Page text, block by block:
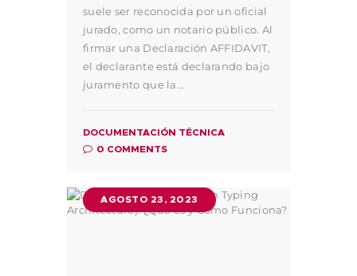
suele ser reconocida por un oficial
jurado, como un notario público. Al
firmar una Declaración AFFIDAVIT,
el declarante está declarando bajo
juramento que la…
DOCUMENTACIÓN TÉCNICA
0 COMMENTS
AGOSTO 23, 2023